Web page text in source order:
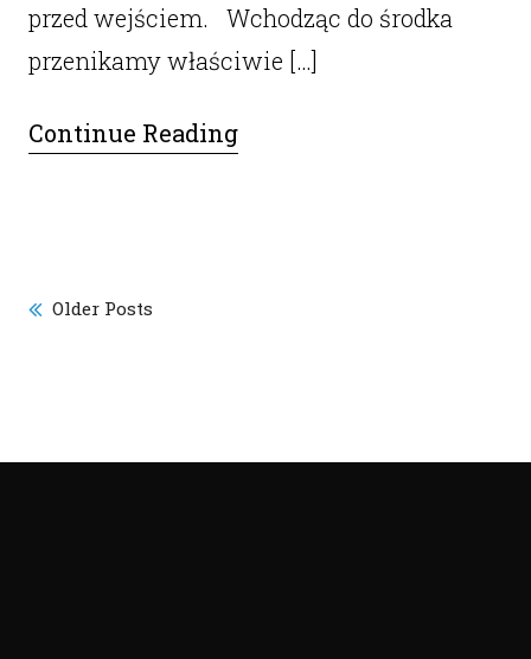
przed wejściem. Wchodząc do środka
przenikamy właściwie […]
Continue Reading
Older Posts